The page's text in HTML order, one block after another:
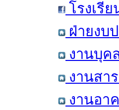
โรงเรี
ฝ่ายงบ
งานบุค
งานสา
งานอา